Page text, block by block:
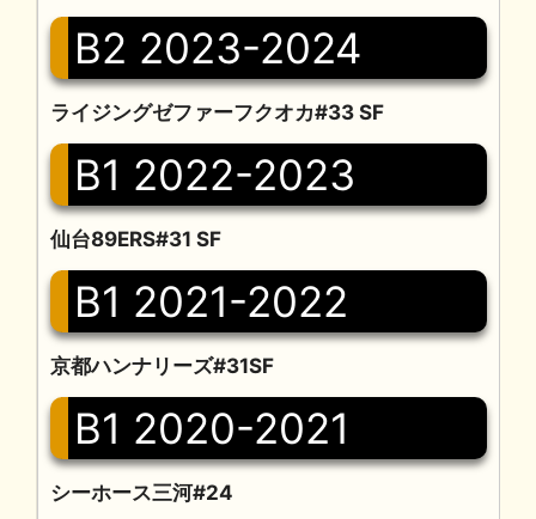
B2 2023-2024
ライジングゼファーフクオカ#33 SF
B1 2022-2023
仙台89ERS#31 SF
B1 2021-2022
京都ハンナリーズ#31SF
B1 2020-2021
シーホース三河#24